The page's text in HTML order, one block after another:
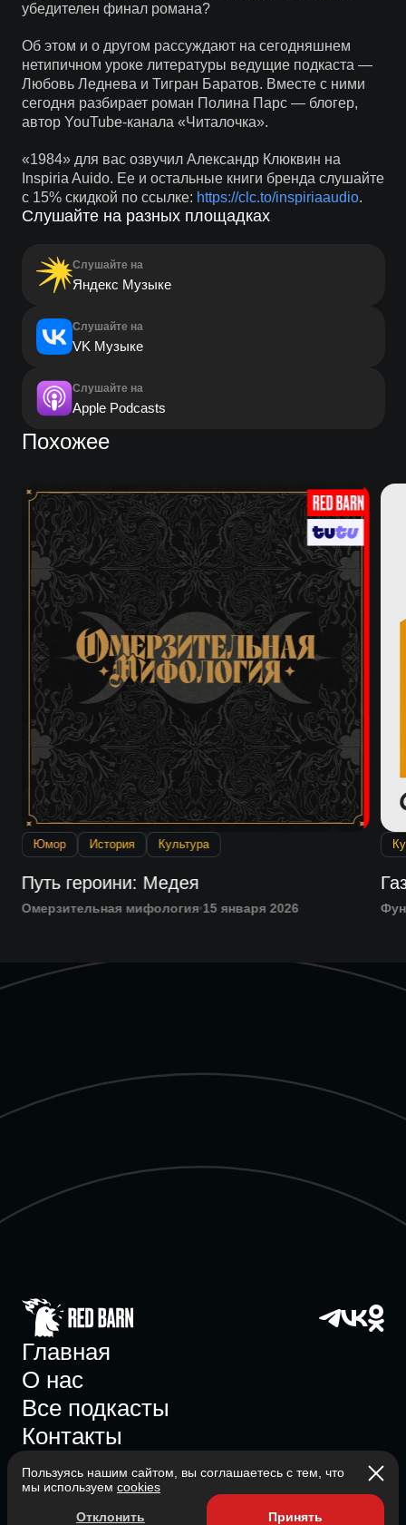
убедителен финал романа?
Об этом и о другом рассуждают на сегодняшнем
нетипичном уроке литературы ведущие подкаста —
Любовь Леднева и Тигран Баратов. Вместе с ними
сегодня разбирает роман Полина Парс — блогер,
автор YouTube-канала «Читалочка».
«1984» для вас озвучил Александр Клюквин на
Inspiria Auido. Ее и остальные книги бренда слушайте
с 15% скидкой по ссылке: https://clc.to/inspiriaaudio.
Слушайте на разных площадках
Слушайте на
Яндекс Музыке
Слушайте на
VK Музыке
Слушайте на
Apple Podcasts
Похожее
Юмор История Культура
Путь героини: Медея
Омерзительная мифология 15 января 2026
Главная
О нас
Все подкасты
Контакты
Состоит в ассоциации с 2023
Пользуясь нашим сайтом, вы соглашаетесь с тем, что
мы используем cookies
Отклонить Принять